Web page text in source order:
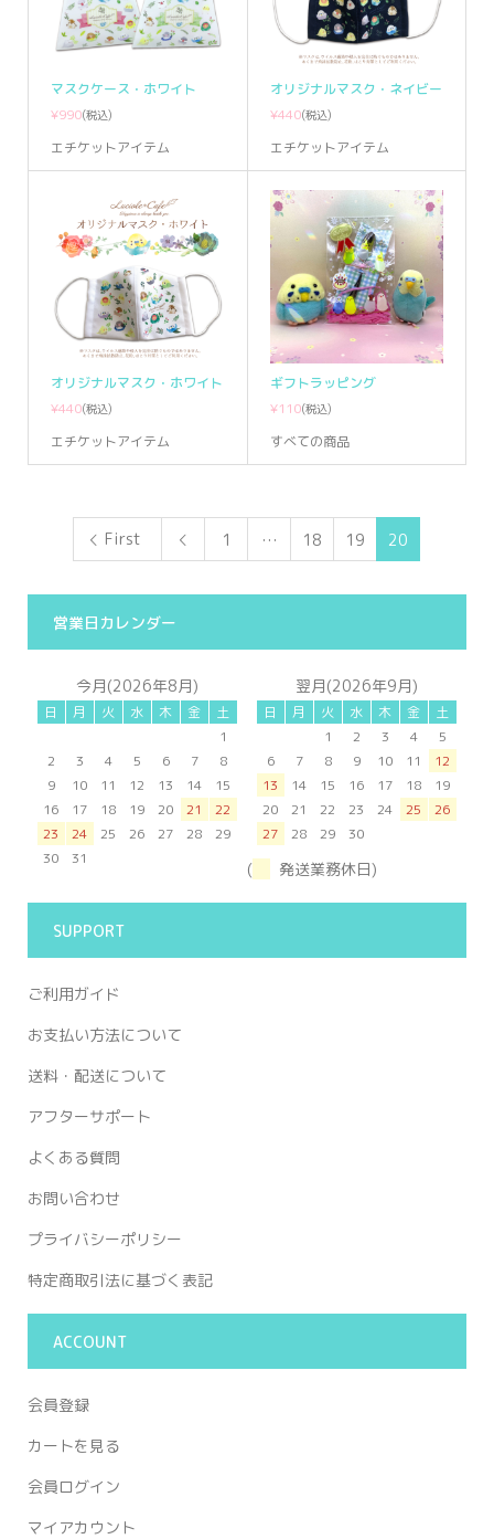
マスクケース・ホワイト
¥990(税込)
エチケットアイテム
オリジナルマスク・ネイビー
¥440(税込)
エチケットアイテム
オリジナルマスク・ホワイト
¥440(税込)
エチケットアイテム
ギフトラッピング
¥110(税込)
すべての商品
First  1 … 18 19 20
営業日カレンダー
今月(2026年8月)
日 月 火 水 木 金
土
1
2
3 4 5 6 7
8
9
10 11 12 13 14
15
16
17 18 19 20 21
22
23
24 25 26 27 28
29
30
31
翌月(2026年9月)
日 月 火 水 木 金
土
1
2 3 4
5
6
7 8 9 10 11
12
13
14 15 16 17 18
19
20
21 22 23 24 25
26
27
28 29 30
( 発送業務休日)
SUPPORT
ご利用ガイド
お支払い方法について
送料・配送について
アフターサポート
よくある質問
お問い合わせ
プライバシーポリシー
特定商取引法に基づく表記
ACCOUNT
会員登録
カートを見る
会員ログイン
マイアカウント